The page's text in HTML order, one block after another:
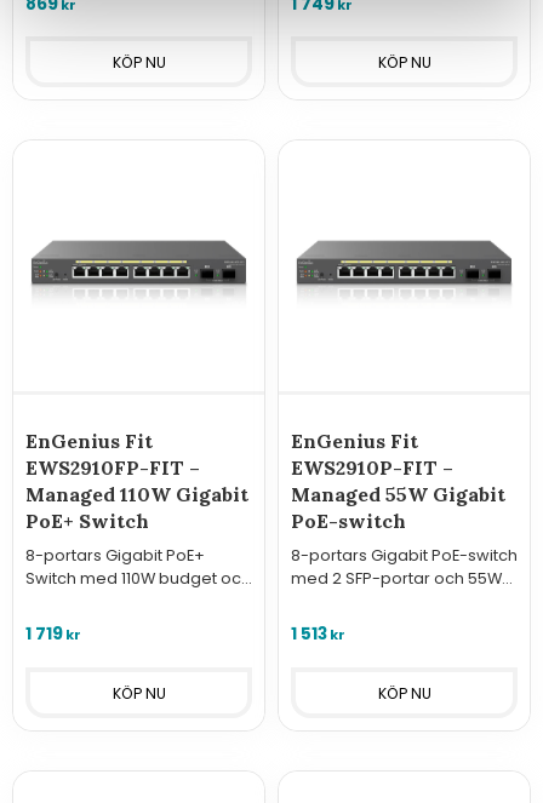
kr kr
EnGenius Fit
EWS2910FP-FIT –
Managed 110W Gigabit
PoE+ Switch
8-portars Gigabit PoE+
Switch med 110W budget och
moln eller FitController. Full
1 719kr
EnGenius Fit
EWS2910P-FIT –
Managed 55W Gigabit
PoE-switch
8-portars Gigabit PoE-switch
med 2 SFP-portar och 55W
moln eller FitController. Tyst,
1 513kr